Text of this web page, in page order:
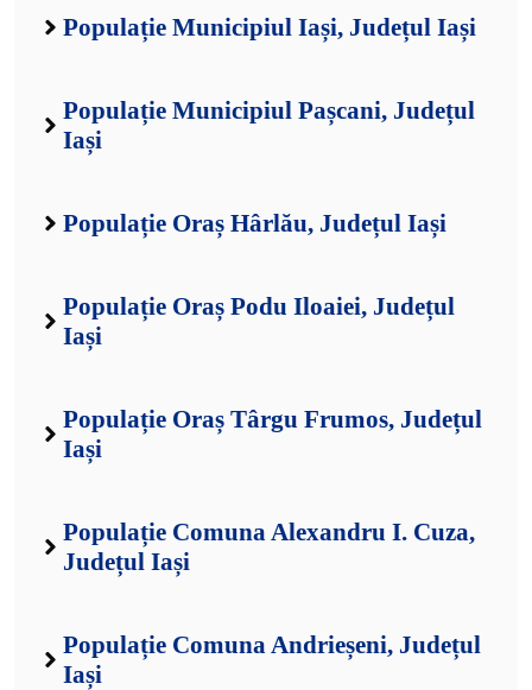
Populație Municipiul Iași, Județul Iași
Populație Municipiul Pașcani, Județul
Iași
Populație Oraș Hârlău, Județul Iași
Populație Oraș Podu Iloaiei, Județul
Iași
Populație Oraș Târgu Frumos, Județul
Iași
Populație Comuna Alexandru I. Cuza,
Județul Iași
Populație Comuna Andrieșeni, Județul
Iași